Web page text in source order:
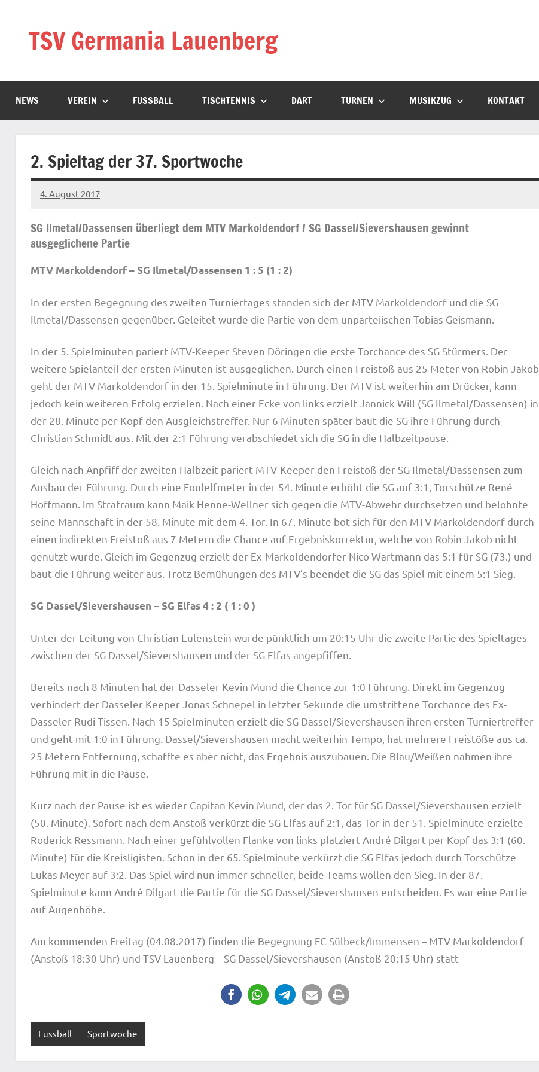
TSV Germania Lauenberg
NEWS VEREIN FUSSBALL TISCHTENNIS DART TURNEN MUSIKZUG KONTAKT
2. Spieltag der 37. Sportwoche
4. August 2017
Jens
Keine
SG Ilmetal/Dassensen überliegt dem MTV Markoldendorf / SG Dassel/Sievershausen gewinnt
ausgeglichene Partie
MTV Markoldendorf – SG Ilmetal/Dassensen 1 : 5 (1 : 2)
In der ersten Begegnung des zweiten Turniertages standen sich der MTV Markoldendorf und die SG
Ilmetal/Dassensen gegenüber. Geleitet wurde die Partie von dem unparteiischen Tobias Geismann.
In der 5. Spielminuten pariert MTV-Keeper Steven Döringen die erste Torchance des SG Stürmers. Der
weitere Spielanteil der ersten Minuten ist ausgeglichen. Durch einen Freistoß aus 25 Meter von Robin Jakob
geht der MTV Markoldendorf in der 15. Spielminute in Führung. Der MTV ist weiterhin am Drücker, kann
jedoch kein weiteren Erfolg erzielen. Nach einer Ecke von links erzielt Jannick Will (SG Ilmetal/Dassensen) in
der 28. Minute per Kopf den Ausgleichstreffer. Nur 6 Minuten später baut die SG ihre Führung durch
Christian Schmidt aus. Mit der 2:1 Führung verabschiedet sich die SG in die Halbzeitpause.
Gleich nach Anpfiff der zweiten Halbzeit pariert MTV-Keeper den Freistoß der SG Ilmetal/Dassensen zum
Ausbau der Führung. Durch eine Foulelfmeter in der 54. Minute erhöht die SG auf 3:1, Torschütze René
Hoffmann. Im Strafraum kann Maik Henne-Wellner sich gegen die MTV-Abwehr durchsetzen und belohnte
seine Mannschaft in der 58. Minute mit dem 4. Tor. In 67. Minute bot sich für den MTV Markoldendorf durch
einen indirekten Freistoß aus 7 Metern die Chance auf Ergebniskorrektur, welche von Robin Jakob nicht
genutzt wurde. Gleich im Gegenzug erzielt der Ex-Markoldendorfer Nico Wartmann das 5:1 für SG (73.) und
baut die Führung weiter aus. Trotz Bemühungen des MTV’s beendet die SG das Spiel mit einem 5:1 Sieg.
SG Dassel/Sievershausen – SG Elfas 4 : 2 ( 1 : 0 )
Unter der Leitung von Christian Eulenstein wurde pünktlich um 20:15 Uhr die zweite Partie des Spieltages
zwischen der SG Dassel/Sievershausen und der SG Elfas angepfiffen.
Bereits nach 8 Minuten hat der Dasseler Kevin Mund die Chance zur 1:0 Führung. Direkt im Gegenzug
verhindert der Dasseler Keeper Jonas Schnepel in letzter Sekunde die umstrittene Torchance des Ex-
Dasseler Rudi Tissen. Nach 15 Spielminuten erzielt die SG Dassel/Sievershausen ihren ersten Turniertreffer
und geht mit 1:0 in Führung. Dassel/Sievershausen macht weiterhin Tempo, hat mehrere Freistöße aus ca.
25 Metern Entfernung, schaffte es aber nicht, das Ergebnis auszubauen. Die Blau/Weißen nahmen ihre
Führung mit in die Pause.
Kurz nach der Pause ist es wieder Capitan Kevin Mund, der das 2. Tor für SG Dassel/Sievershausen erzielt
(50. Minute). Sofort nach dem Anstoß verkürzt die SG Elfas auf 2:1, das Tor in der 51. Spielminute erzielte
Roderick Ressmann. Nach einer gefühlvollen Flanke von links platziert André Dilgart per Kopf das 3:1 (60.
Minute) für die Kreisligisten. Schon in der 65. Spielminute verkürzt die SG Elfas jedoch durch Torschütze
Lukas Meyer auf 3:2. Das Spiel wird nun immer schneller, beide Teams wollen den Sieg. In der 87.
Spielminute kann André Dilgart die Partie für die SG Dassel/Sievershausen entscheiden. Es war eine Partie
auf Augenhöhe.
Am kommenden Freitag (04.08.2017) finden die Begegnung FC Sülbeck/Immensen – MTV Markoldendorf
(Anstoß 18:30 Uhr) und TSV Lauenberg – SG Dassel/Sievershausen (Anstoß 20:15 Uhr) statt
Fussball Sportwoche